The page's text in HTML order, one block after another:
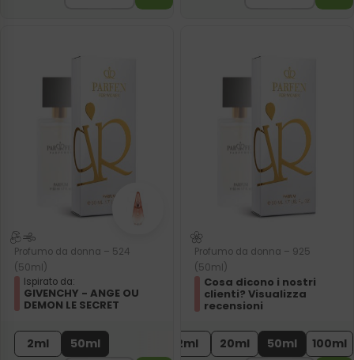
Profumo da donna – 524
(50ml)
Ispirato da:
GIVENCHY - ANGE OU
DEMON LE SECRET
2ml 50ml
Profumo da donna – 925
(50ml)
Cosa dicono i nostri
clienti? Visualizza
recensioni
2ml 20ml 50ml 100ml